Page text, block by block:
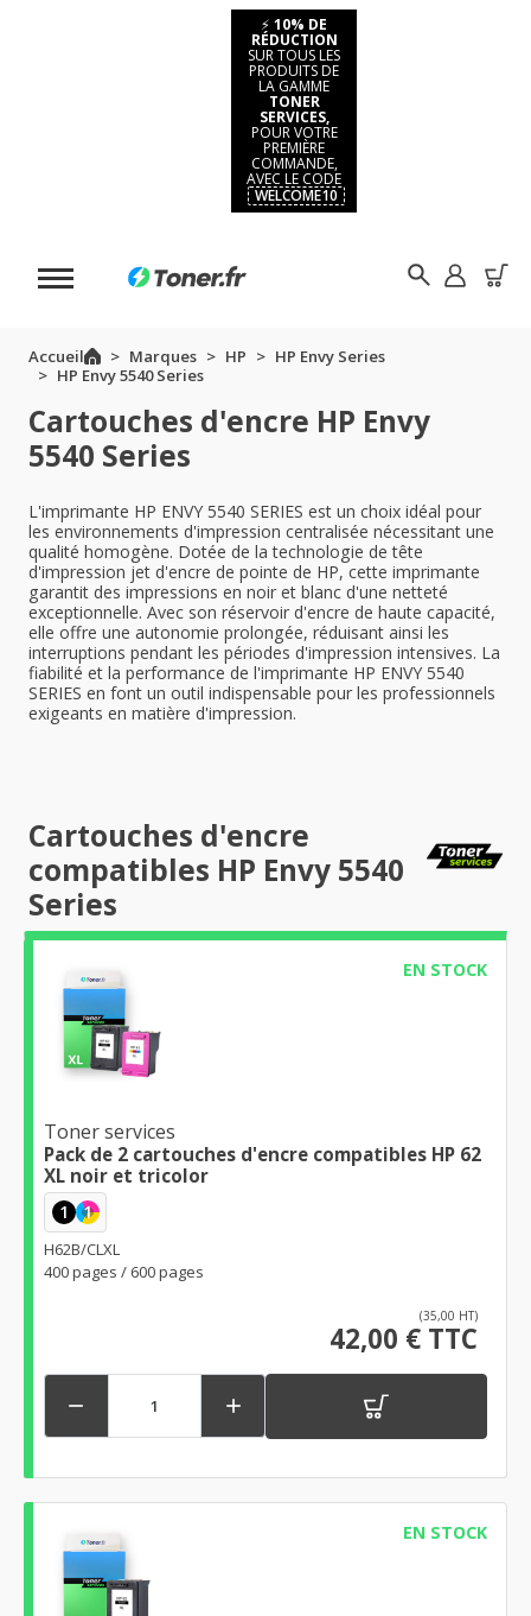
⚡ 10% DE
RÉDUCTION
SUR TOUS LES
PRODUITS DE
LA GAMME
TONER
SERVICES,
POUR VOTRE
PREMIÈRE
COMMANDE,
AVEC LE CODE
WELCOME10
Accueil Marques HP
HP Envy Series
HP Envy 5540 Series
Cartouches d'encre HP Envy
5540 Series
L'imprimante HP ENVY 5540 SERIES est un choix idéal pour
les environnements d'impression centralisée nécessitant une
qualité homogène. Dotée de la technologie de tête
d'impression jet d'encre de pointe de HP, cette imprimante
garantit des impressions en noir et blanc d'une netteté
exceptionnelle. Avec son réservoir d'encre de haute capacité,
elle offre une autonomie prolongée, réduisant ainsi les
interruptions pendant les périodes d'impression intensives. La
fiabilité et la performance de l'imprimante HP ENVY 5540
SERIES en font un outil indispensable pour les professionnels
exigeants en matière d'impression.
Cartouches d'encre
compatibles HP Envy 5540
Series
EN STOCK
Toner services
Pack de 2 cartouches d'encre compatibles HP 62
XL noir et tricolor
1 1
H62B/CLXL
400 pages / 600 pages
(35,00 HT)
42,00 € TTC
 
EN STOCK